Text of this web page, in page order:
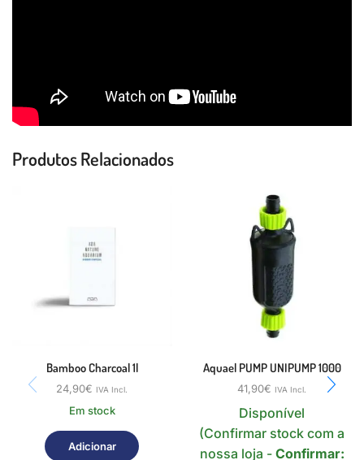
Produtos Relacionados
Bamboo Charcoal 1l
24,90€ IVA Incl.
Em stock
Adicionar
Aquael PUMP UNIPUMP 1000
41,90€ IVA Incl.
Disponível
(Confirmar stock com a
nossa loja - Confirmar: